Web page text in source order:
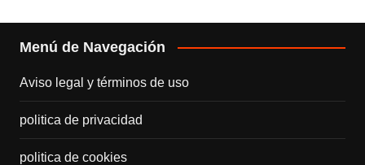
Menú de Navegación
Aviso legal y términos de uso
politica de privacidad
politica de cookies